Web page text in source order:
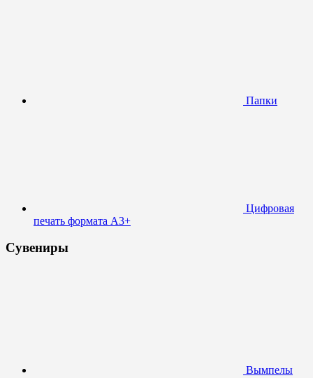
Папки
Цифровая
печать формата А3+
Сувениры
Вымпелы